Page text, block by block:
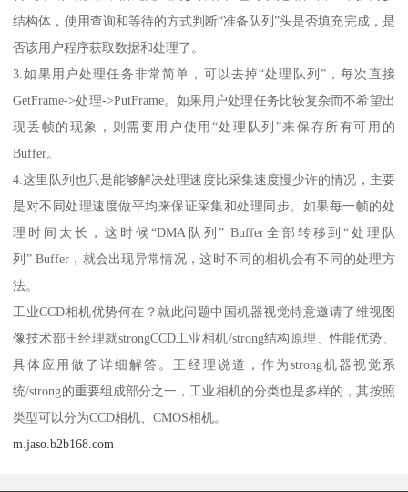
结构体，使用查询和等待的方式判断“准备队列”头是否填充完成，是
否该用户程序获取数据和处理了。
3.如果用户处理任务非常简单，可以去掉“处理队列”，每次直接
GetFrame->处理->PutFrame。如果用户处理任务比较复杂而不希望出
现丢帧的现象，则需要用户使用“处理队列”来保存所有可用的
Buffer。
4.这里队列也只是能够解决处理速度比采集速度慢少许的情况，主要
是对不同处理速度做平均来保证采集和处理同步。如果每一帧的处
理时间太长，这时候“DMA队列” Buffer全部转移到“处理队
列” Buffer，就会出现异常情况，这时不同的相机会有不同的处理方
法。
工业CCD相机优势何在？就此问题中国机器视觉特意邀请了维视图
像技术部王经理就strongCCD工业相机/strong结构原理、性能优势、
具体应用做了详细解答。王经理说道，作为strong机器视觉系
统/strong的重要组成部分之一，工业相机的分类也是多样的，其按照
类型可以分为CCD相机、CMOS相机。
m.jaso.b2b168.com